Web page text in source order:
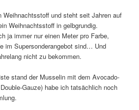
Weihnachtsstoff und steht seit Jahren auf
Weihnachtsstoff in gelbgrundig.
ja immer nur einen Meter pro Farbe,
im Supersonderangebot sind… Und
nicht zu bekommen.
stand der Musselin mit dem Avocado-
Gauze) habe ich tatsächlich noch